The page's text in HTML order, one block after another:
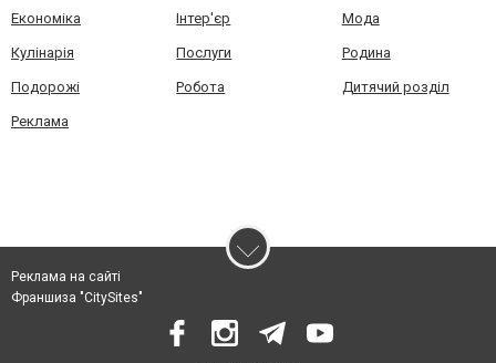
Економіка Інтер'єр Мода
Кулінарія Послуги Родина
Подорожі Робота Дитячий розділ
Реклама
Реклама на сайті
Франшиза "CitySites"